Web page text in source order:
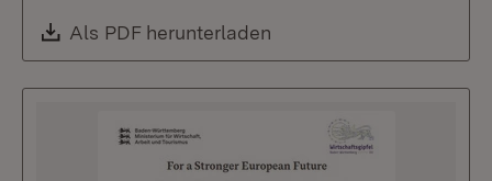
Download:
Als PDF herunterladen